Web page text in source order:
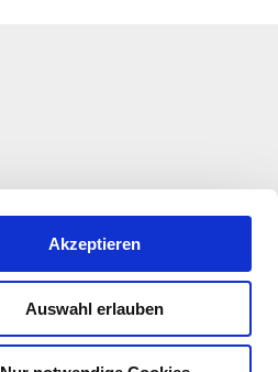
Akzeptieren
Auswahl erlauben